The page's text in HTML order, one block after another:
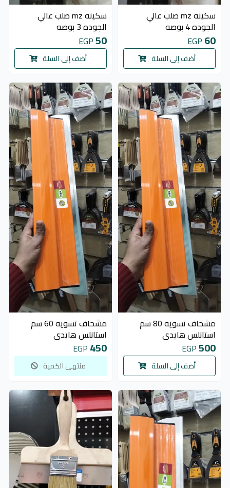
سكينه mz صلب عالي
الجوده 4 بوصه
60
EGP
أضف إلى السلة
سكينه mz صلب عالي
الجوده 3 بوصه
50
EGP
أضف إلى السلة
متوفر 1 قطع
مشحاف تسويه 80 سم
استانلس هايدي
500
EGP
أضف إلى السلة
غير متوفر
مشحاف تسويه 60 سم
استانلس هايدي
450
EGP
منتهى الكمية